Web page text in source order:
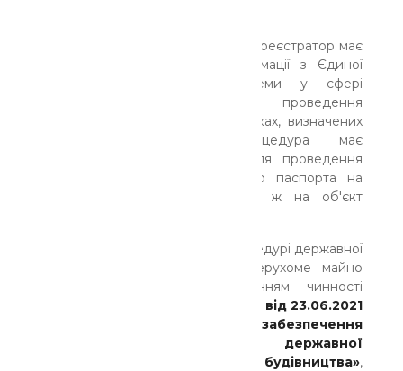
З 1 серпня 2021 року державний реєстратор має
забезпечувати перевірку інформації з Єдиної
державної електронної системи у сфері
будівництва про результати проведення
технічної інвентаризації у випадках, визначених
законодавством. Така процедура має
відбуватись у разі подання для проведення
державної реєстрації технічного паспорта на
об'єкт нерухомого майна або ж на об'єкт
Цей новий вид перевірки в процедурі державної
реєстрації речових прав на нерухоме майно
з'явився у зв'язку з набранням чинності
постановою Кабінету Міністрів від 23.06.2021
№ 681 «Деякі питання забезпечення
функціонування Єдиної державної
електронної системи у сфері будівництва»,